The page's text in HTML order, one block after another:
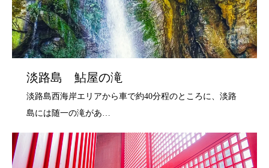
淡路島 鮎屋の滝